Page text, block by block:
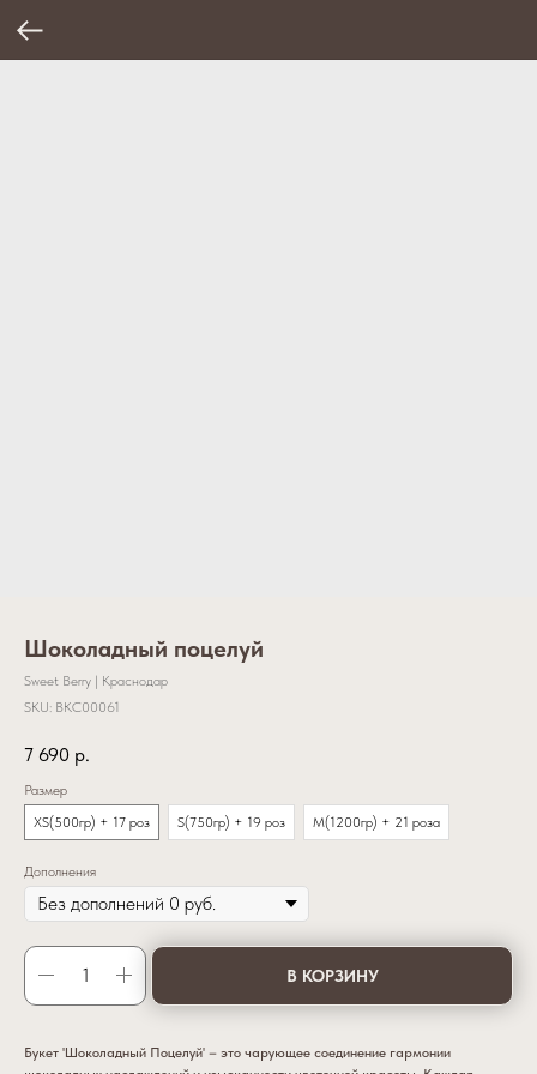
Шоколадный поцелуй
Sweet Berry | Краснодар
SKU: BKC00061
7 690 р.
Размер
XS(500гр) + 17 роз
S(750гр) + 19 роз M(1200гр) + 21 роза
Дополнения
В КОРЗИНУ
Букет 'Шоколадный Поцелуй' – это чарующее соединение гармонии